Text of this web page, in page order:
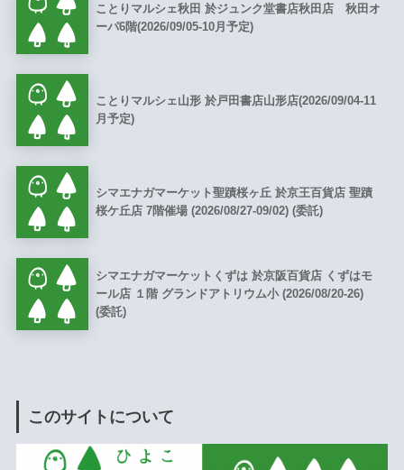
ことりマルシェ秋田 於ジュンク堂書店秋田店 秋田オ
ーパ6階(2026/09/05-10月予定)
ことりマルシェ山形 於戸田書店山形店(2026/09/04-11
月予定)
シマエナガマーケット聖蹟桜ヶ丘 於京王百貨店 聖蹟
桜ケ丘店 7階催場 (2026/08/27-09/02) (委託)
シマエナガマーケットくずは 於京阪百貨店 くずはモ
ール店 １階 グランドアトリウム小 (2026/08/20-26)
(委託)
このサイトについて